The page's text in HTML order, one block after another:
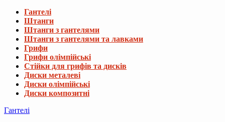
Гантелі
Штанги
Штанги з гантелями
Штанги з гантелями та лавками
Грифи
Грифи олімпійські
Стійки для грифів та дисків
Диски металеві
Диски олімпійські
Диски композитні
Гантелі